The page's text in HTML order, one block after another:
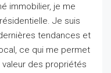
immobilier, je me
Je suis
tendances et
ce qui me permet
valeur des propriétés